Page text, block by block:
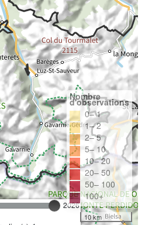
2026
Nombre
d'observations
0– 1
1– 2
2– 5
5– 10
10– 20
20– 50
50– 100
100+
10 km